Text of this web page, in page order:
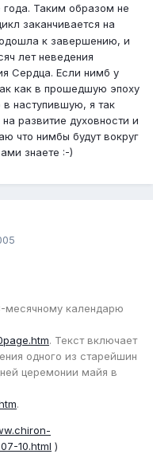
Таким образом не
заканчивается на
к завершению, и
лет неведения
Сердца. Если нимб у
как в прошедшую эпоху
в наступившую, я так
развитие духовности и
что нимбы будут вокруг
знаете :-)
месячному календарю
. Текст включает
одного из старейшин
церемонии майя в
.
10.html )